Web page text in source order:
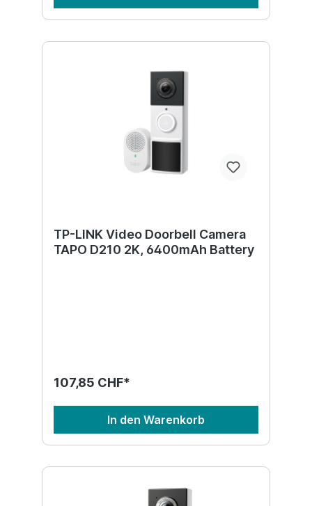
TP-LINK Video Doorbell Camera
TAPO D210 2K, 6400mAh Battery
107,85 CHF*
In den Warenkorb